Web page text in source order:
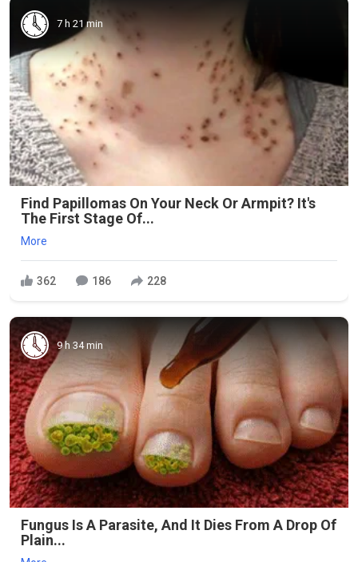
7 h 21 min
Find Papillomas On Your Neck Or Armpit? It's
The First Stage Of...
More
362 186 228
9 h 34 min
Fungus Is A Parasite, And It Dies From A Drop Of
Plain...